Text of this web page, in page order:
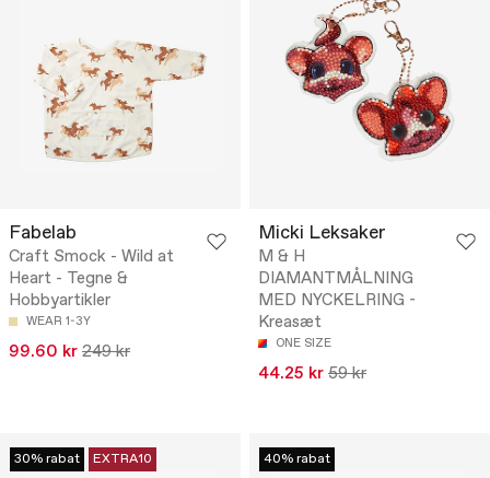
Fabelab
Craft Smock - Wild at
Heart - Tegne &
Hobbyartikler
WEAR 1-3Y
99.60 kr 249 kr
Micki Leksaker
M & H
DIAMANTMÅLNING
MED NYCKELRING -
Kreasæt
ONE SIZE
44.25 kr 59 kr
30% rabat EXTRA10 40% rabat